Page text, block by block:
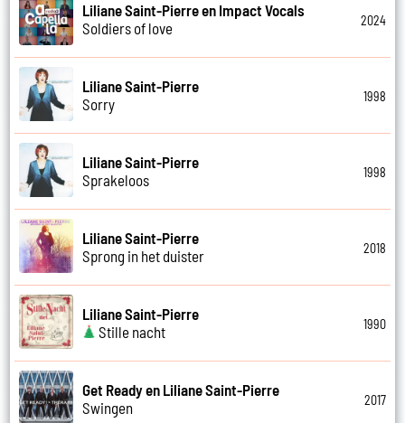
Liliane Saint-Pierre en Impact Vocals
Soldiers of love
2024
Liliane Saint-Pierre
Sorry
1998
Liliane Saint-Pierre
Sprakeloos
1998
Liliane Saint-Pierre
Sprong in het duister
2018
Liliane Saint-Pierre
Stille nacht
1990
Get Ready en Liliane Saint-Pierre
Swingen
2017